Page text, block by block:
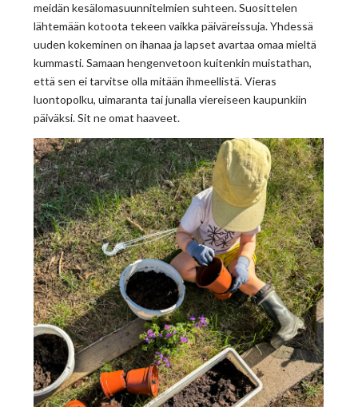
meidän kesälomasuunnitelmien suhteen. Suosittelen
lähtemään kotoota tekeen vaikka päiväreissuja. Yhdessä
uuden kokeminen on ihanaa ja lapset avartaa omaa mieltä
kummasti. Samaan hengenvetoon kuitenkin muistathan,
että sen ei tarvitse olla mitään ihmeellistä. Vieras
luontopolku, uimaranta tai junalla viereiseen kaupunkiin
päiväksi. Sit ne omat haaveet.